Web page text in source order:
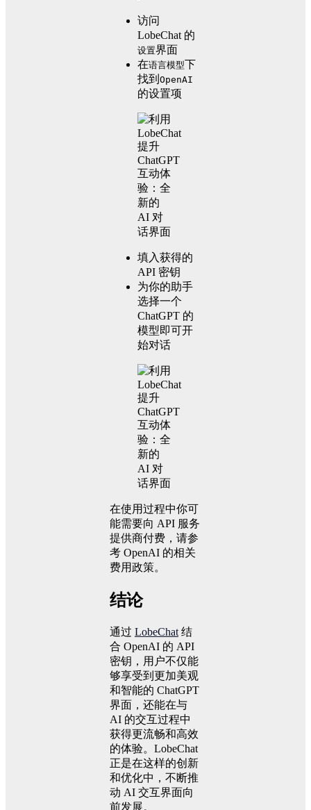
访问
LobeChat 的
设置界面
在语言模型下
找到 OpenAI
的设置项
填入获得的
API 密钥
为你的助手
选择一个
ChatGPT 的
模型即可开
始对话
在使用过程中你可
能需要向 API 服务
提供商付费，请参
考 OpenAI 的相关
费用政策。
结论
通过 LobeChat 结
合 OpenAI 的 API
密钥，用户不仅能
够享受到更加美观
和智能的 ChatGPT
界面，还能在与
AI 的交互过程中
获得更流畅和高效
的体验。LobeChat
正是在这样的创新
和优化中，不断推
动 AI 交互界面向
前发展。